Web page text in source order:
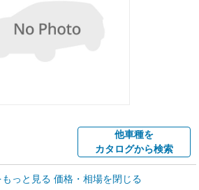
他車種を
カタログから検索
車買取相場
っと見る 価格・相場を閉じる